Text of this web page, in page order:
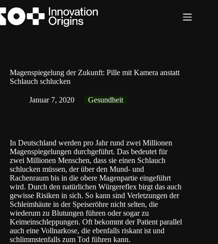
Inhalt
springen
Magenspiegelung der Zukunft: Pille mit Kamera anstatt
Schlauch schlucken
Januar 7, 2020 Gesundheit
In Deutschland werden pro Jahr rund zwei Millionen
Magenspiegelungen durchgeführt. Das bedeutet für
zwei Millionen Menschen, dass sie einen Schlauch
schlucken müssen, der über den Mund- und
Rachenraum bis in die obere Magenpartie eingeführt
wird. Durch den natürlichen Würgereflex birgt das auch
gewisse Risiken in sich. So kann sind Verletzungen der
Schleimhäute in der Speiseröhre nicht selten, die
wiederum zu Blutungen führen oder sogar zu
Keimeinschleppungen. Oft bekommt der Patient parallel
auch eine Vollnarkose, die ebenfalls riskant ist und
schlimmstenfalls zum Tod führen kann.